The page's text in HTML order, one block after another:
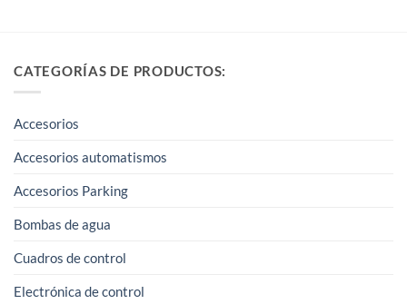
CATEGORÍAS DE PRODUCTOS:
Accesorios
Accesorios automatismos
Accesorios Parking
Bombas de agua
Cuadros de control
Electrónica de control